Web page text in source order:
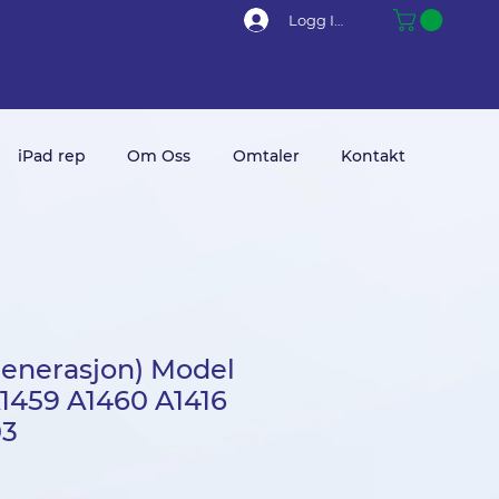
Logg Inn
iPad rep Om Oss Omtaler Kontakt
Model
A1460 A1416